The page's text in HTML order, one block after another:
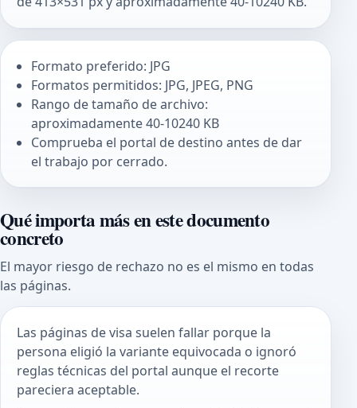
Formato preferido: JPG
Formatos permitidos: JPG, JPEG, PNG
Rango de tamaño de archivo:
aproximadamente 40-10240 KB
Comprueba el portal de destino antes de dar
el trabajo por cerrado.
Qué importa más en este documento
concreto
El mayor riesgo de rechazo no es el mismo en todas
las páginas.
Las páginas de visa suelen fallar porque la
persona eligió la variante equivocada o ignoró
reglas técnicas del portal aunque el recorte
pareciera aceptable.